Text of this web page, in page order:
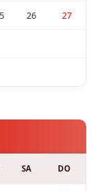
26 27
SA DO